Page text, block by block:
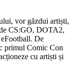
vor găzdui artiști,
CS:GO, DOTA2,
De
primul Comic Con
cu artiști și